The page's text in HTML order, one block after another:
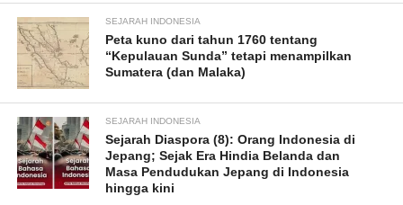
SEJARAH INDONESIA
Peta kuno dari tahun 1760 tentang
“Kepulauan Sunda” tetapi menampilkan
Sumatera (dan Malaka)
SEJARAH INDONESIA
Sejarah Diaspora (8): Orang Indonesia di
Jepang; Sejak Era Hindia Belanda dan
Masa Pendudukan Jepang di Indonesia
hingga kini